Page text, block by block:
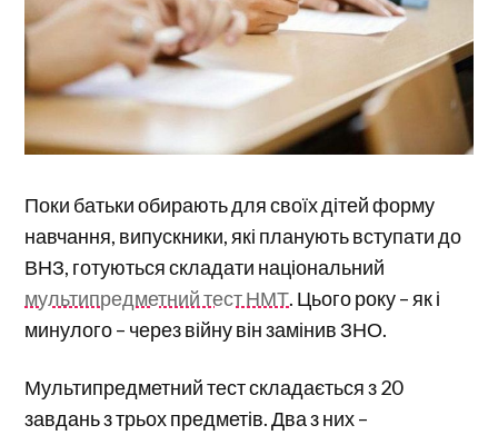
Поки батьки обирають для своїх дітей форму
навчання, випускники, які планують вступати до
ВНЗ, готуються складати національний
мультипредметний тест НМТ. Цього року – як і
минулого – через війну він замінив ЗНО.
Мультипредметний тест складається з 20
завдань з трьох предметів. Два з них –